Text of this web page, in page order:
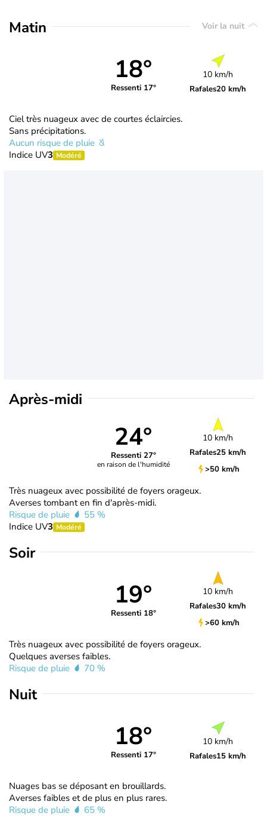
Matin Voir la nuit
18°
Ressenti 17°
10 km/h
Rafales20 km/h
Ciel très nuageux avec de courtes éclaircies.
Sans précipitations.
Aucun risque de pluie
Indice UV3 Modéré
Après-midi
24°
Ressenti 27°
en raison de l'humidité
10 km/h
Rafales25 km/h
>50 km/h
Très nuageux avec possibilité de foyers orageux.
Averses tombant en fin d'après-midi.
Risque de pluie
55 %
Indice UV3 Modéré
Soir
19°
Ressenti 18°
10 km/h
Rafales30 km/h
>60 km/h
Très nuageux avec possibilité de foyers orageux.
Quelques averses faibles.
Risque de pluie
70 %
Nuit
18°
Ressenti 17°
10 km/h
Rafales15 km/h
Nuages bas se déposant en brouillards.
Averses faibles et de plus en plus rares.
Risque de pluie
65 %